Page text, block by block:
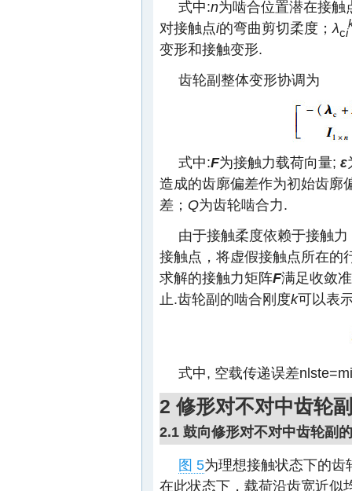
式中:n为啮合位置潜在接触
对接触点i的弯曲剪切柔度； λci
变形和接触变形.
齿轮副整体变形协调为
式中:F为接触力载荷向量; ε
造成的齿廓偏差作为初始齿廓
差； Q为齿轮啮合力.
由于接触柔度依赖于接触
接触点，将虚假接触点所在的
求解的接触力矩阵F满足收敛
止.齿轮副的啮合刚度k可以表
式中, 空载传递误差
2 修形对不对中齿轮
2.1 鼓向修形对不对中齿轮副
图 5为理想接触状态下的
在此状态下，载荷沿齿宽近似